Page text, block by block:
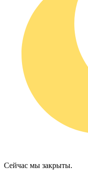
Сейчас мы закрыты.